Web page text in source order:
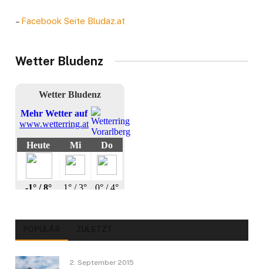
– Facebook Seite Bludaz.at
Wetter Bludenz
2. September 2015